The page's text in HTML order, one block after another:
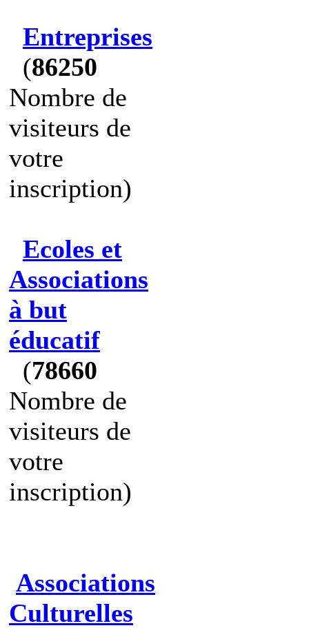
Entreprises
(86250
Nombre de
visiteurs de
votre
inscription)
Ecoles et
Associations
à but
éducatif
(78660
Nombre de
visiteurs de
votre
inscription)
Associations
Culturelles